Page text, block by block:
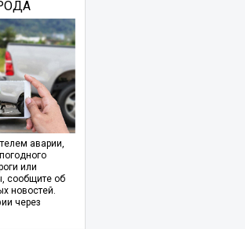
аварии,
или
сообщите об
новостей.
через